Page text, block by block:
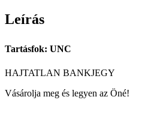
Leírás
Tartásfok: UNC
HAJTATLAN BANKJEGY
Vásárolja meg és legyen az Öné!